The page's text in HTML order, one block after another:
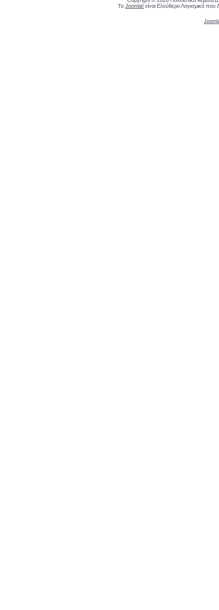
Το Joomla! είναι Ελεύθερο Λογισμικό που